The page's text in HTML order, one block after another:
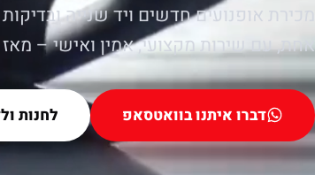
מכירת אופנועים חדשים ויד שנייה
אחת, עם שירות מקצועי, אמין ואישי – מאז שנת
דברו איתנו בוואטסאפ לחנות